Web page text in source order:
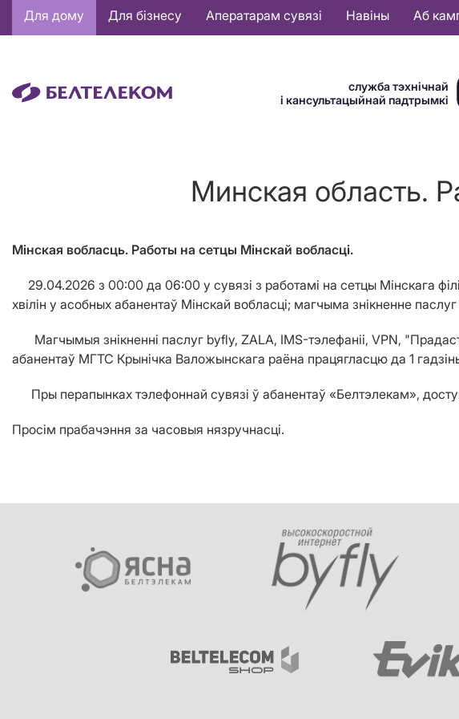
Основная
навигация
Для дому Для бізнесу Аператарам сувязі Навіны Аб
служба тэхнічнай
і кансультацыйнай падтрымкі
Минская область.
Мінская вобласць. Работы на сетцы Мінскай вобласці.
29.04.2026 з 00:00 да 06:00 у сувязі з работамі на сетцы Мінскага
хвілін у асобных абанентаў Мінскай вобласці; магчыма знікненне
Магчымыя знікненні паслуг byfly, ZALA, IMS-тэлефаніі, VPN,
абанентаў МГТС Крынічка Валожынскага раёна працягласцю да 1
Пры перапынках тэлефоннай сувязі ў абанентаў «Белтэлекам»,
Просім прабачэння за часовыя нязручнасці.